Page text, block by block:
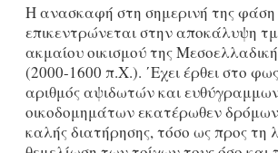
Η ανασκαφή στη σημερινή της φάση
επικεντρώνεται στην αποκάλυψη
ακμαίου οικισμού της
(2000-1600 π.Χ.). ΄Εχει έρθει στο
αριθμός αψιδωτών και
οικοδομημάτων εκατέρωθεν
καλής διατήρησης, τόσο ως προς τη